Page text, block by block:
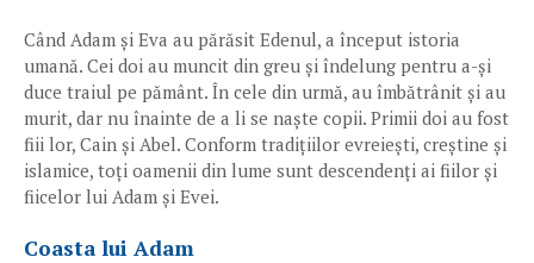
Când Adam și Eva au părăsit Edenul, a început istoria
umană. Cei doi au muncit din greu și îndelung pentru a-și
duce traiul pe pământ. În cele din urmă, au îmbătrânit și au
murit, dar nu înainte de a li se naște copii. Primii doi au fost
fiii lor, Cain și Abel. Conform tradițiilor evreiești, creștine și
islamice, toți oamenii din lume sunt descendenți ai fiilor și
fiicelor lui Adam și Evei.
Coasta lui Adam